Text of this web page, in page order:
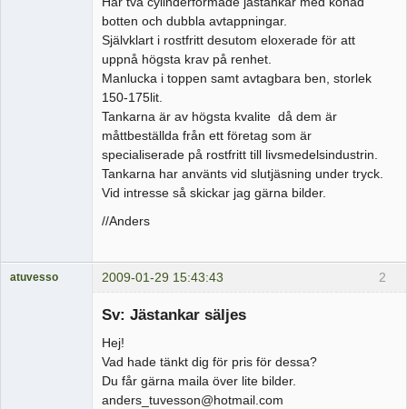
botten och dubbla avtappningar.
Självklart i rostfritt desutom eloxerade för att
uppnå högsta krav på renhet.
Manlucka i toppen samt avtagbara ben, storlek
150-175lit.
Tankarna är av högsta kvalite då dem är
måttbeställda från ett företag som är
specialiserade på rostfritt till livsmedelsindustrin.
Tankarna har använts vid slutjäsning under tryck.
Vid intresse så skickar jag gärna bilder.
//Anders
2
atuvesso 2009-01-29 15:43:43
Sv: Jästankar säljes
Hej!
Vad hade tänkt dig för pris för dessa?
Du får gärna maila över lite bilder.
anders_tuvesson@hotmail.com